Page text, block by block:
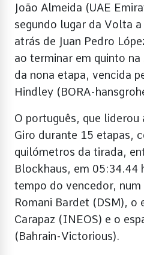
João Almeida (UAE
segundo lugar da Volta
atrás de Juan Pedro
ao terminar em quinto
da nona etapa, vencida
Hindley (BORA-
O português, que
Giro durante 15 etapas,
quilómetros da tirada,
Blockhaus, em 05:34.44
tempo do vencedor,
Romani Bardet (DSM), o
Carapaz (INEOS) e o
(Bahrain-Victorious).